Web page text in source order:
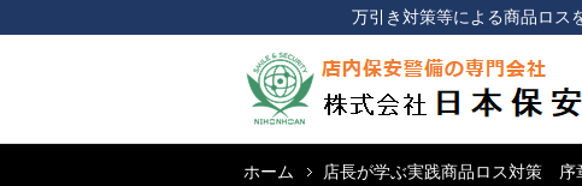
万引き対策等による商品ロス
ホーム 店長が学ぶ実践商品ロス対策 序